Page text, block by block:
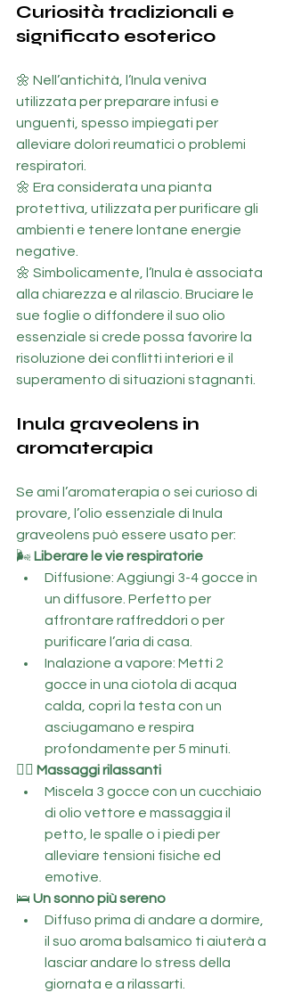
Curiosità tradizionali e
significato esoterico
🌼 Nell’antichità, l’Inula veniva
utilizzata per preparare infusi e
unguenti, spesso impiegati per
alleviare dolori reumatici o problemi
respiratori.
🌼 Era considerata una pianta
protettiva, utilizzata per purificare gli
ambienti e tenere lontane energie
negative.
🌼 Simbolicamente, l’Inula è associata
alla chiarezza e al rilascio. Bruciare le
sue foglie o diffondere il suo olio
essenziale si crede possa favorire la
risoluzione dei conflitti interiori e il
superamento di situazioni stagnanti.
Inula graveolens in
aromaterapia
Se ami l’aromaterapia o sei curioso di
provare, l’olio essenziale di Inula
graveolens può essere usato per:
🌬 Liberare le vie respiratorie
Diffusione: Aggiungi 3-4 gocce in
un diffusore. Perfetto per
affrontare raffreddori o per
purificare l’aria di casa.
Inalazione a vapore: Metti 2
gocce in una ciotola di acqua
calda, copri la testa con un
asciugamano e respira
profondamente per 5 minuti.
💆‍♀️ Massaggi rilassanti
Miscela 3 gocce con un cucchiaio
di olio vettore e massaggia il
petto, le spalle o i piedi per
alleviare tensioni fisiche ed
emotive.
🛌 Un sonno più sereno
Diffuso prima di andare a dormire,
il suo aroma balsamico ti aiuterà a
lasciar andare lo stress della
giornata e a rilassarti.